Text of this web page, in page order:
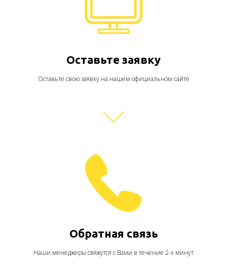
Оставьте заявку
Оставьте свою заявку на нашем официальном сайте
Обратная связь
Наши менеджеры свяжутся с Вами в течение 2-х минут